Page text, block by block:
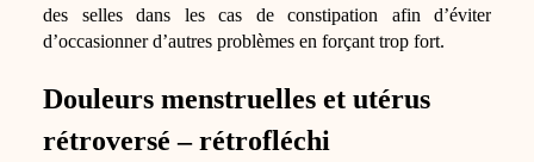
des selles dans les cas de constipation afin d’éviter
d’occasionner d’autres problèmes en forçant trop fort.
Douleurs menstruelles et utérus
rétroversé – rétrofléchi